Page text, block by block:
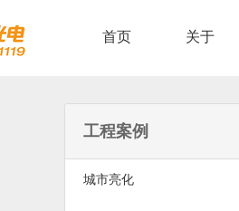
首页 关于
工程案例
城市亮化